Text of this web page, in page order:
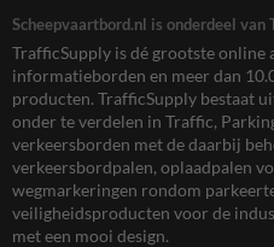
Scheepvaartbord.nl is onderdeel van
TrafficSupply is dé grootste online
informatieborden en meer dan
producten. TrafficSupply bestaat
onder te verdelen in Traffic,
verkeersborden met de daarbij
verkeersbordpalen, oplaadpalen
wegmarkeringen rondom
veiligheidsproducten voor de
met een mooi design.